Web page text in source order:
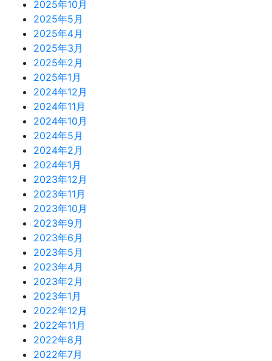
2025年10月
2025年5月
2025年4月
2025年3月
2025年2月
2025年1月
2024年12月
2024年11月
2024年10月
2024年5月
2024年2月
2024年1月
2023年12月
2023年11月
2023年10月
2023年9月
2023年6月
2023年5月
2023年4月
2023年2月
2023年1月
2022年12月
2022年11月
2022年8月
2022年7月